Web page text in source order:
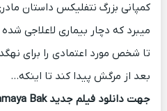
کمپانی بزرگ نتفلیکس داستان
میبرد که دچار بیماری لاعلاجی
تا شخص مورد اعتمادی را برای
بعد از مرگش پیدا کند تا اینکه…